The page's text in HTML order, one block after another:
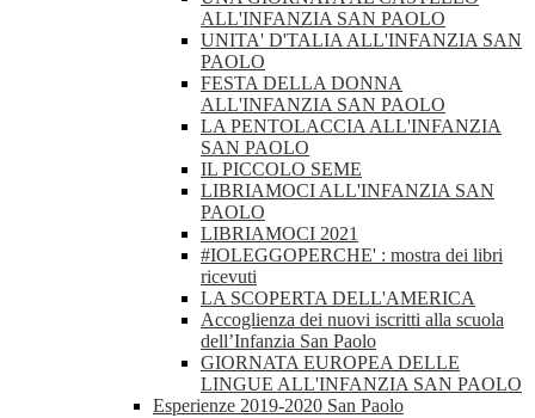
ALL'INFANZIA SAN PAOLO
UNITA' D'TALIA ALL'INFANZIA SAN
PAOLO
FESTA DELLA DONNA
ALL'INFANZIA SAN PAOLO
LA PENTOLACCIA ALL'INFANZIA
SAN PAOLO
IL PICCOLO SEME
LIBRIAMOCI ALL'INFANZIA SAN
PAOLO
LIBRIAMOCI 2021
#IOLEGGOPERCHE' : mostra dei libri
ricevuti
LA SCOPERTA DELL'AMERICA
Accoglienza dei nuovi iscritti alla scuola
dell’Infanzia San Paolo
GIORNATA EUROPEA DELLE
LINGUE ALL'INFANZIA SAN PAOLO
Esperienze 2019-2020 San Paolo